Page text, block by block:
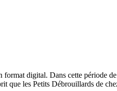
digital. Dans cette période
que les Petits Débrouillards de